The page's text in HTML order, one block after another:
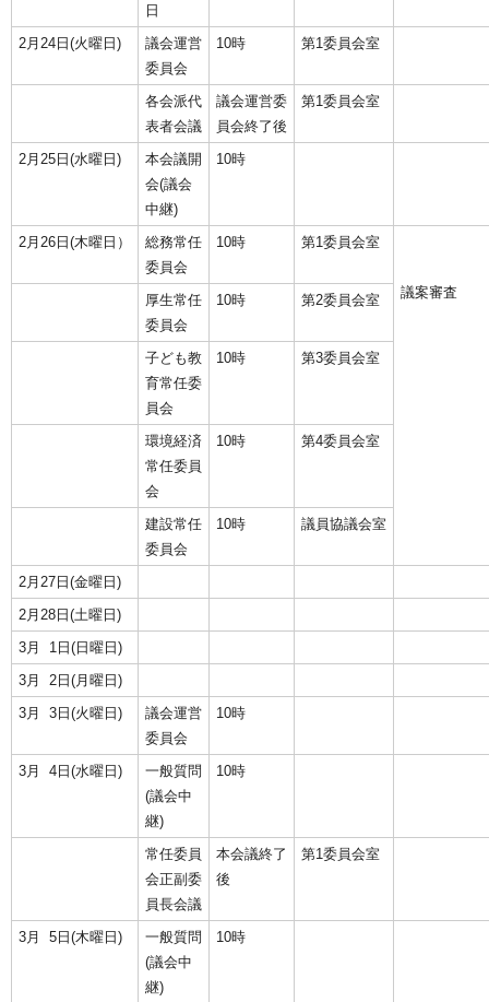
日
2月24日(火曜日)
議会運営
委員会
10時 第1委員会室
各会派代
表者会議
議会運営委
員会終了後
第1委員会室
2月25日(水曜日)
本会議開
会(議会
中継)
10時
2月26日(木曜日）
総務常任
委員会
10時 第1委員会室
議案審査
厚生常任
委員会
10時 第2委員会室
子ども教
育常任委
員会
10時 第3委員会室
環境経済
常任委員
会
10時 第4委員会室
建設常任
委員会
10時 議員協議会室
2月27日(金曜日)
2月28日(土曜日)
3月 1日(日曜日)
3月 2日(月曜日)
3月 3日(火曜日)
議会運営
委員会
10時
3月 4日(水曜日)
一般質問
(議会中
継)
10時
常任委員
会正副委
員長会議
本会議終了
後
第1委員会室
3月 5日(木曜日)
一般質問
(議会中
継)
10時